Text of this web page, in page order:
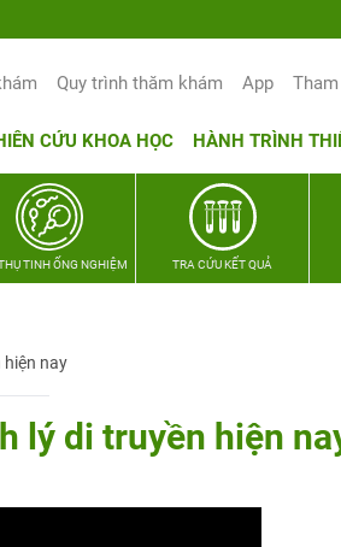
Quy trình thăm khám App
CỨU KHOA HỌC HÀNH TRÌNH
TINH ỐNG NGHIỆM TRA CỨU KẾT QUẢ
hiện nay
lý di truyền hiện